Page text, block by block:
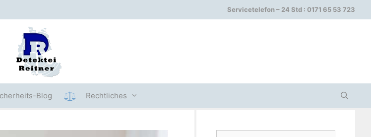
Servicetelefon – 24 Std : 0171 65 53 723
Blog Rechtliches